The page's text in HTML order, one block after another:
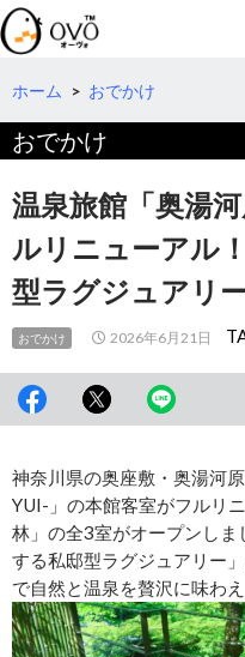
検
索
コ
テ
ツ
へ
移
動
ホーム > おでかけ
おでかけ
温泉旅館「奥湯
ルリニューアル
型ラグジュアリ
おでかけ 2026年6月21日
神奈川県の奥座敷・奥湯河
YUI-」の本館客室がフルリ
林」の全3室がオープンし
する私邸型ラグジュアリー
で自然と温泉を贅沢に味わえ